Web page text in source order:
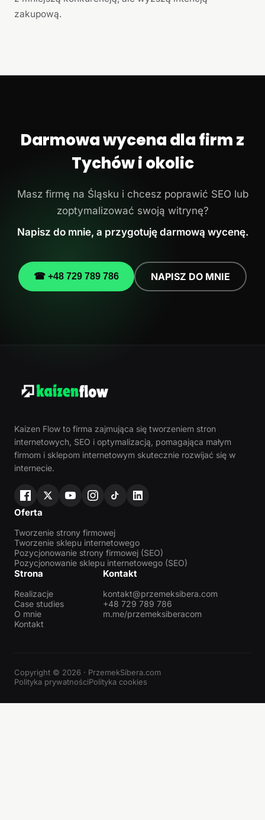
zakupową.
Darmowa wycena dla firm z
Tychów i okolic
Masz firmę na Śląsku i chcesz poprawić SEO lub
zoptymalizować swoją witrynę?
Napisz do mnie, a przygotuję darmową wycenę.
☎ +48 729 789 786 NAPISZ DO MNIE
Kaizen Flow to firma zajmująca się tworzeniem stron
internetowych, SEO i optymalizacją, pomagająca małym
firmom i sklepom internetowym skutecznie rozwijać się w
internecie.
Oferta
Tworzenie strony firmowej
Tworzenie sklepu internetowego
Pozycjonowanie strony firmowej (SEO)
Pozycjonowanie sklepu internetowego (SEO)
Strona
Realizacje
Case studies
O mnie
Kontakt
Kontakt
kontakt@przemeksibera.com
+48 729 789 786
m.me/przemeksiberacom
Copyright © 2026 · PrzemekSibera.com
Polityka prywatnościPolityka cookies